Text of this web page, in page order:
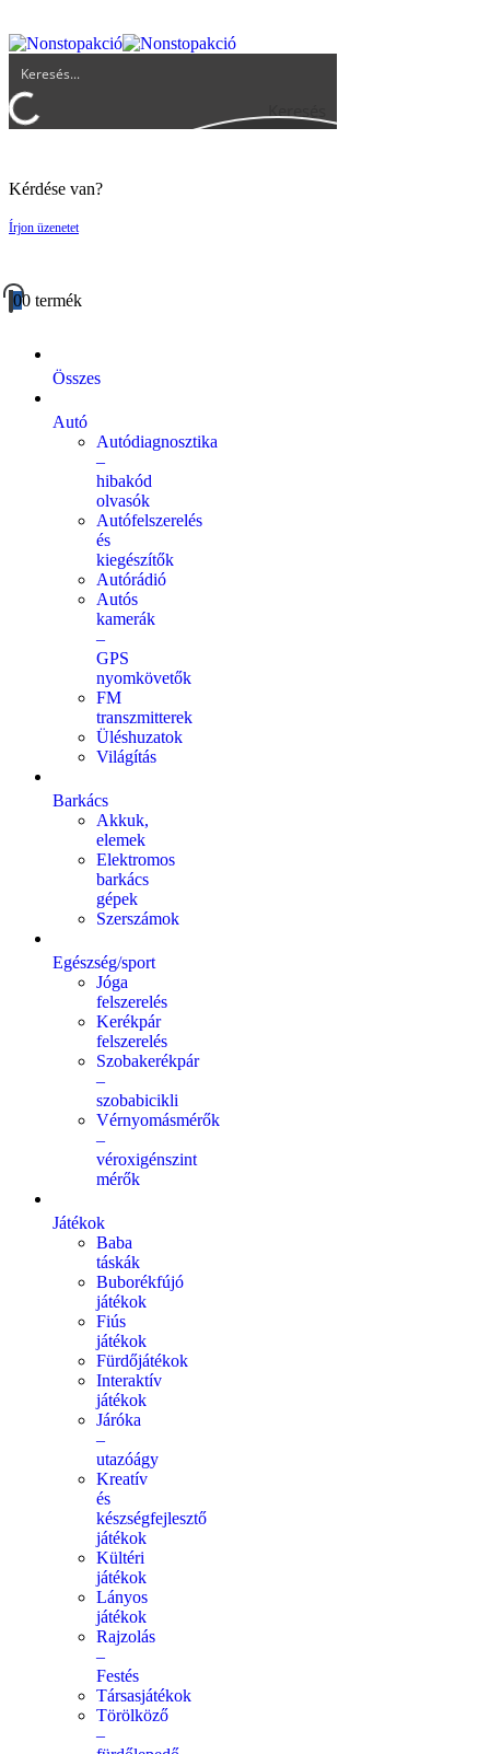
Keresés
Kérdése van?
Írjon üzenetet
00 termék
Összes
Autó
Autódiagnosztika
–
hibakód
olvasók
Autófelszerelés
és
kiegészítők
Autórádió
Autós
kamerák
–
GPS
nyomkövetők
FM
transzmitterek
Üléshuzatok
Világítás
Barkács
Akkuk,
elemek
Elektromos
barkács
gépek
Szerszámok
Egészség/sport
Jóga
felszerelés
Kerékpár
felszerelés
Szobakerékpár
–
szobabicikli
Vérnyomásmérők
–
véroxigénszint
mérők
Játékok
Baba
táskák
Buborékfújó
játékok
Fiús
játékok
Fürdőjátékok
Interaktív
játékok
Járóka
–
utazóágy
Kreatív
és
készségfejlesztő
játékok
Kültéri
játékok
Lányos
játékok
Rajzolás
–
Festés
Társasjátékok
Törölköző
–